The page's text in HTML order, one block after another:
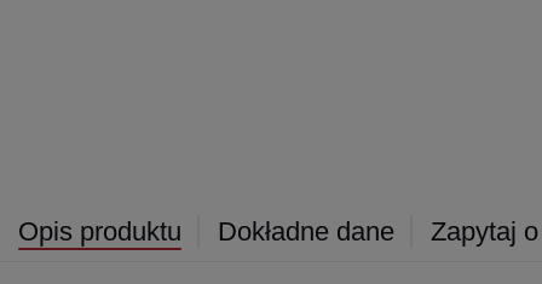
Opis produktu Dokładne dane Zapytaj